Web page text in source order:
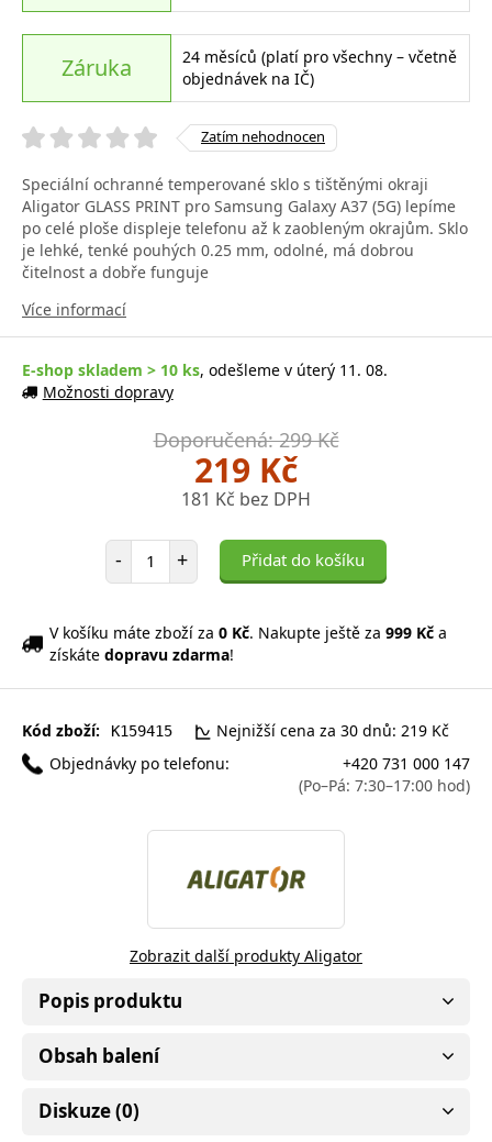
Záruka
24 měsíců (platí pro všechny – včetně
objednávek na IČ)
Zatím nehodnocen
Speciální ochranné temperované sklo s tištěnými okraji
Aligator GLASS PRINT pro Samsung Galaxy A37 (5G) lepíme
po celé ploše displeje telefonu až k zaobleným okrajům. Sklo
je lehké, tenké pouhých 0.25 mm, odolné, má dobrou
čitelnost a dobře funguje
Více informací
E-shop skladem > 10 ks, odešleme v úterý 11. 08.
Možnosti dopravy
Doporučená: 299 Kč
219 Kč
181 Kč bez DPH
- Počet položek
+ Přidat do košíku
V košíku máte zboží za 0 Kč. Nakupte ještě za 999 Kč a
získáte dopravu zdarma!
Kód zboží: K159415
Nejnižší cena za 30 dnů: 219 Kč
Objednávky po telefonu:
+420 731 000 147
(Po–Pá: 7:30–17:00 hod)
Zobrazit další produkty Aligator
Popis produktu
Obsah balení
Diskuze (0)